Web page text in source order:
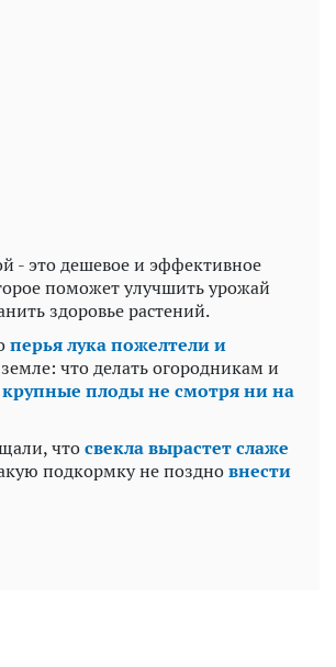
- это дешевое и эффективное
поможет улучшить урожай
здоровье растений.
перья лука пожелтели и
что делать огородникам и
крупные плоды не смотря ни на
чтосвекла вырастет слаже
подкормку не поздновнести